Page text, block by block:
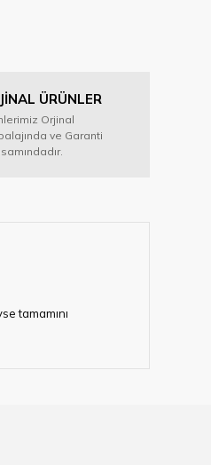
ÜRÜNLER
Orjinal
ve Garanti
tamamını